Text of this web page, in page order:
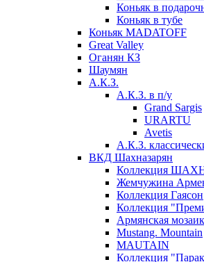
Коньяк в
Коньяк в тубе
Коньяк MADATOFF
Great Valley
Оганян КЗ
Шаумян
А.К.З.
А.К.З. в п/у
Grand Sargis
URARTU
Avetis
А.К.З.
ВКД Шахназарян
Коллекция
Жемчужина
Коллекция Гаясон
Коллекция
Армянская
Mustang. Mountain
MAUTAIN
Коллекция